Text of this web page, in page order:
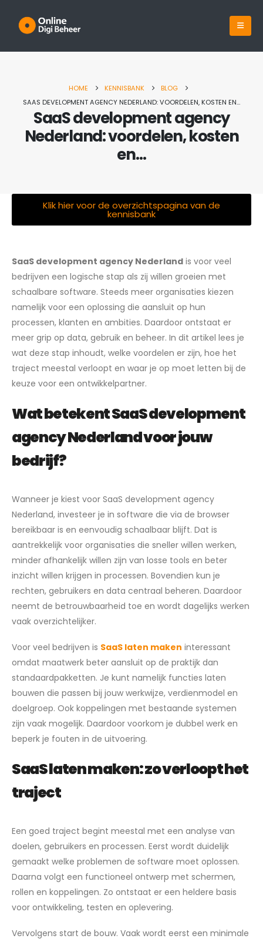
HOME KENNISBANK
BLOG
SAAS DEVELOPMENT AGENCY NEDERLAND: VOORDELEN, KOSTEN EN…
SaaS development agency
Nederland: voordelen, kosten
en…
Klik hier voor de overzichtspagina van de
kennisbank
SaaS development agency Nederland is voor veel
bedrijven een logische stap als zij willen groeien met
schaalbare software. Steeds meer organisaties kiezen
namelijk voor een oplossing die aansluit op hun
processen, klanten en ambities. Daardoor ontstaat er
meer grip op data, gebruik en beheer. In dit artikel lees je
wat deze stap inhoudt, welke voordelen er zijn, hoe het
traject meestal verloopt en waar je op moet letten bij de
keuze voor een ontwikkelpartner.
Wat betekent SaaS development
agency Nederland voor jouw
bedrijf?
Wanneer je kiest voor SaaS development agency
Nederland, investeer je in software die via de browser
bereikbaar is en eenvoudig schaalbaar blijft. Dat is
aantrekkelijk voor organisaties die sneller willen werken,
minder afhankelijk willen zijn van losse tools en beter
inzicht willen krijgen in processen. Bovendien kun je
rechten, gebruikers en data centraal beheren. Daardoor
neemt de betrouwbaarheid toe en wordt dagelijks werken
vaak overzichtelijker.
Voor veel bedrijven is SaaS laten maken interessant
omdat maatwerk beter aansluit op de praktijk dan
standaardpakketten. Je kunt namelijk functies laten
bouwen die passen bij jouw werkwijze, verdienmodel en
doelgroep. Ook koppelingen met bestaande systemen
zijn vaak mogelijk. Daardoor voorkom je dubbel werk en
beperk je fouten in de uitvoering.
SaaS laten maken: zo verloopt het
traject
Een goed traject begint meestal met een analyse van
doelen, gebruikers en processen. Eerst wordt duidelijk
gemaakt welke problemen de software moet oplossen.
Daarna volgt een functioneel ontwerp met schermen,
rollen en koppelingen. Zo ontstaat er een heldere basis
voor ontwikkeling, testen en oplevering.
Vervolgens start de bouw. Vaak wordt eerst een minimale